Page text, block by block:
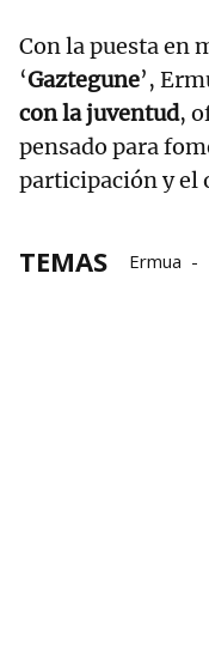
Con la puesta en
‘Gaztegune’,
con la juventud,
pensado para
participación y el
TEMAS Ermua